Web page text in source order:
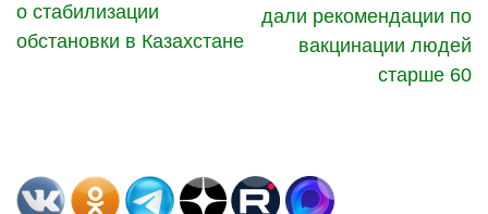
о стабилизации
обстановки в Казахстане
дали рекомендации по
вакцинации людей
старше 60